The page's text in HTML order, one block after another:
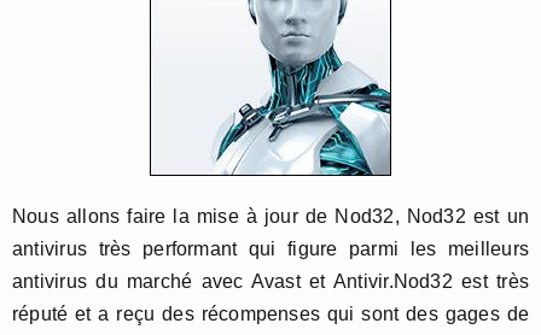
Nous allons faire la mise à jour de Nod32, Nod32 est un
antivirus très performant qui figure parmi les meilleurs
antivirus du marché avec Avast et Antivir.Nod32 est très
réputé et a reçu des récompenses qui sont des gages de